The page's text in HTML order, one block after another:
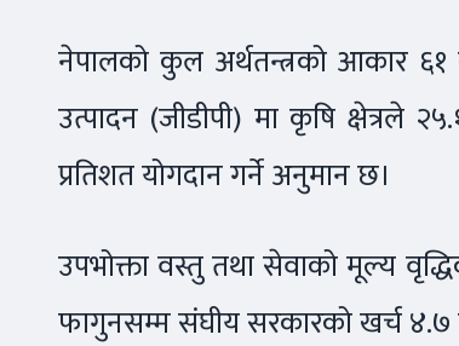
नेपालको कुल अर्थतन्त्रको आकार ६१
उत्पादन (जीडीपी) मा कृषि क्षेत्रले
प्रतिशत योगदान गर्ने अनुमान छ।
उपभोक्ता वस्तु तथा सेवाको मूल्य
फागुनसम्म संघीय सरकारको खर्च ४.७